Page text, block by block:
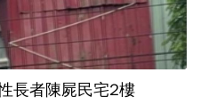
長者陳屍民宅2樓